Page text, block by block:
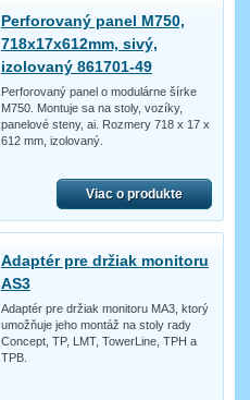
Perforovaný panel M750,
718x17x612mm, sivý,
izolovaný 861701-49
Perforovaný panel o modulárne šírke
M750. Montuje sa na stoly, vozíky,
panelové steny, ai. Rozmery 718 x 17 x
612 mm, izolovaný.
Viac o produkte
Adaptér pre držiak monitoru
AS3
Adaptér pre držiak monitoru MA3, ktorý
umožňuje jeho montáž na stoly rady
Concept, TP, LMT, TowerLine, TPH a
TPB.